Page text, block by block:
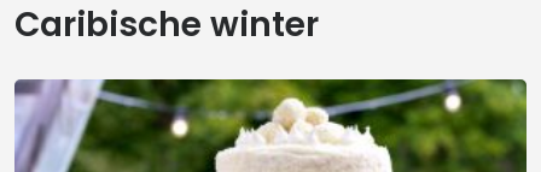
Caribische winter